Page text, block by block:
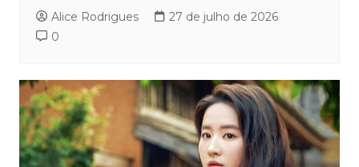
Alice Rodrigues
27 de julho de 2026
0